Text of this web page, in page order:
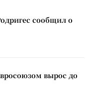
сообщил о
вырос до